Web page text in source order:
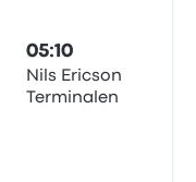
05:10
Nils Ericson
Terminalen